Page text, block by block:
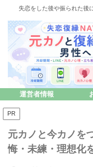
失恋をした後や振られた後
運営者情報
PR
元カノと今カノを
悔・未練・理想化